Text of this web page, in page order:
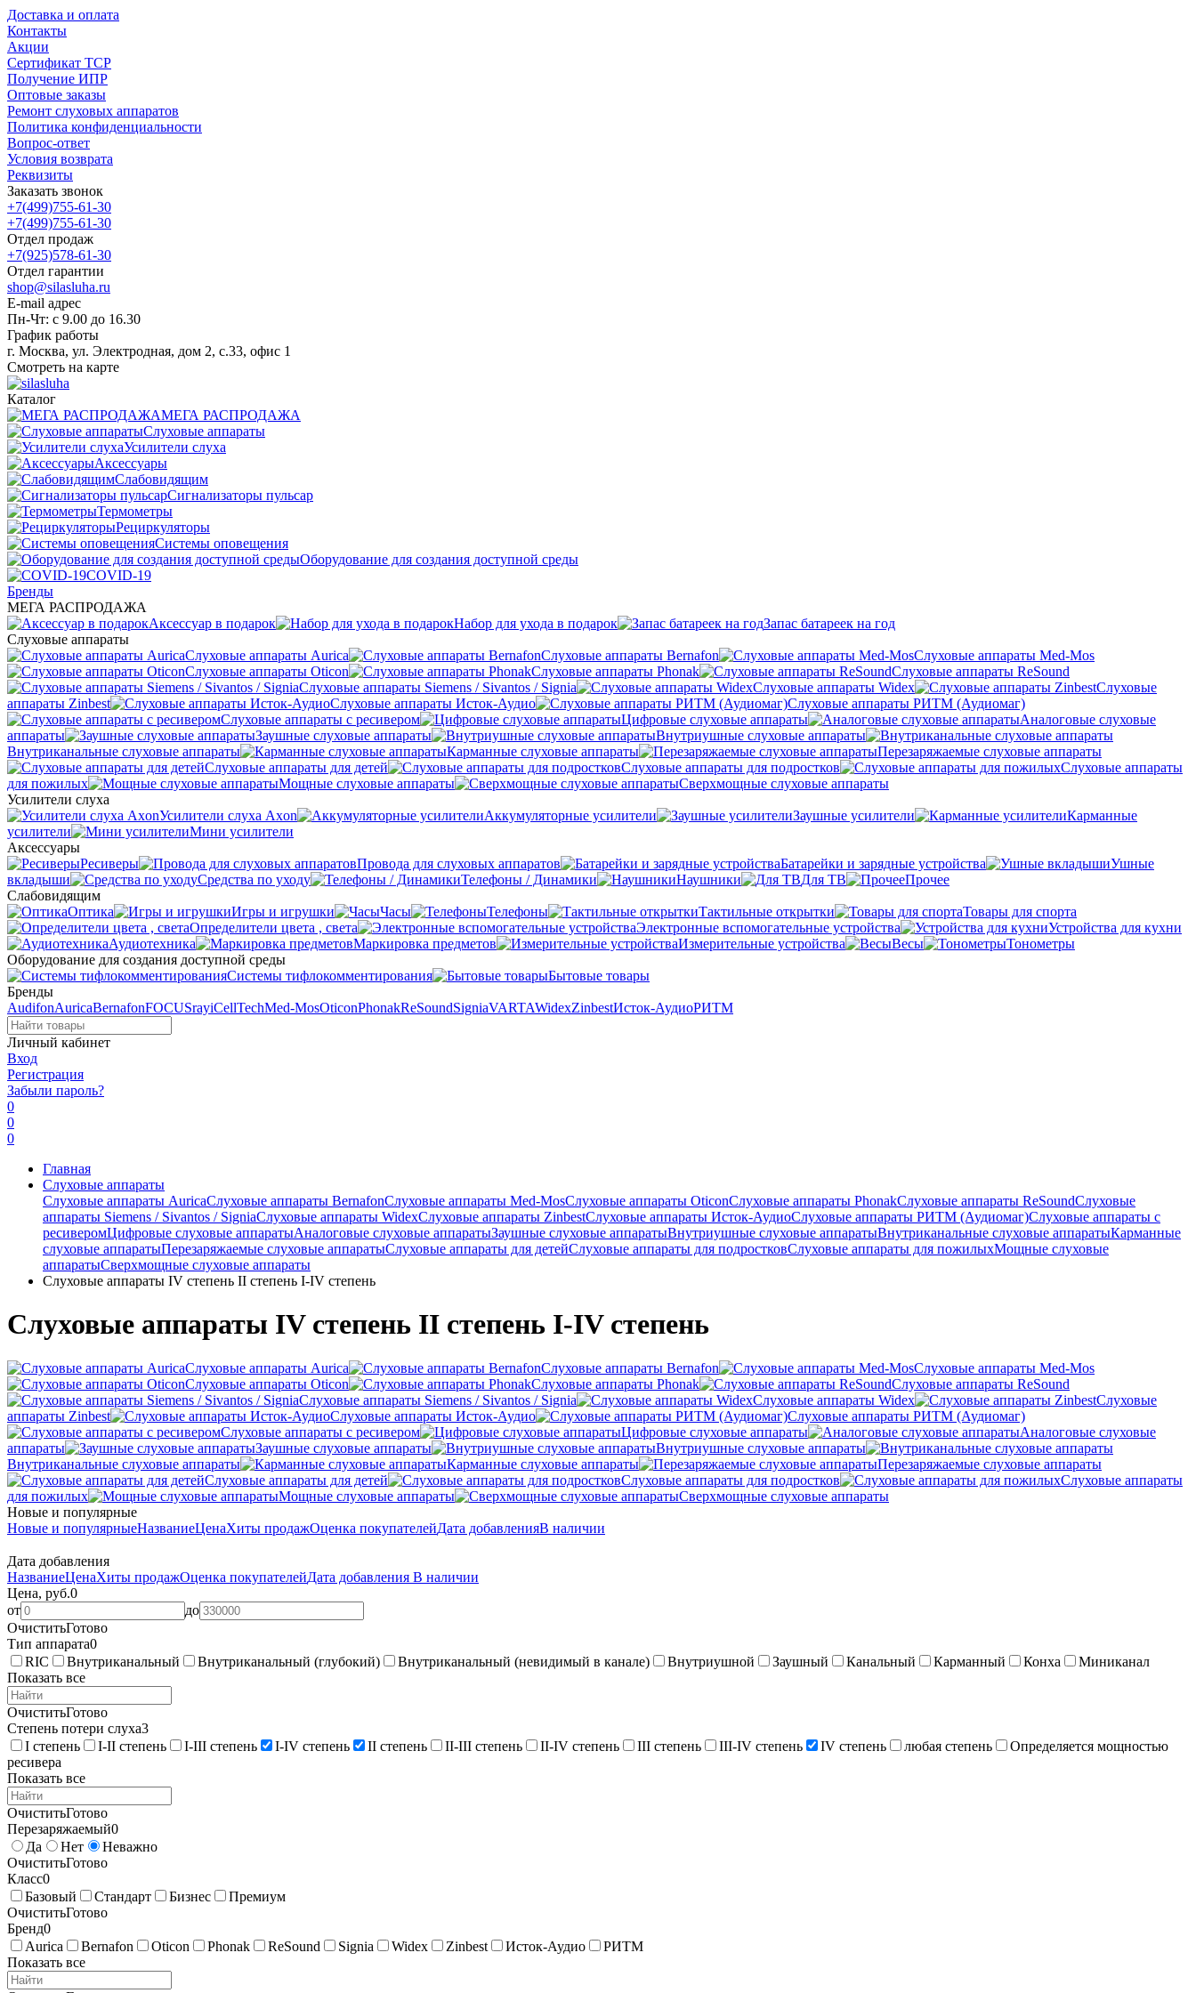
Доставка и оплата
Контакты
Акции
Сертификат ТСР
Получение ИПР
Оптовые заказы
Ремонт слуховых аппаратов
Политика конфиденциальности
Вопрос-ответ
Условия возврата
Реквизиты
Заказать звонок
+7(499)755-61-30
+7(499)755-61-30
Отдел продаж
+7(925)578-61-30
Отдел гарантии
shop@silasluha.ru
E-mail адрес
Пн-Чт: с 9.00 до 16.30
График работы
г. Москва, ул. Электродная, дом 2, с.33, офис 1
Смотреть на карте
Каталог
МЕГА РАСПРОДАЖА
Слуховые аппараты
Усилители слуха
Аксессуары
Слабовидящим
Сигнализаторы пульсар
Термометры
Рециркуляторы
Cистемы оповещения
Оборудование для создания доступной среды
COVID-19
Бренды
МЕГА РАСПРОДАЖА
Аксессуар в подарок
Набор для ухода в подарок
Запас батареек на год
Слуховые аппараты
Слуховые аппараты Aurica
Слуховые аппараты Bernafon
Слуховые аппараты Med-Mos
Слуховые аппараты Oticon
Слуховые аппараты Phonak
Слуховые аппараты ReSound
Слуховые аппараты Siemens / Sivantos / Signia
Слуховые аппараты Widex
Слуховые
аппараты Zinbest
Слуховые аппараты Исток-Аудио
Слуховые аппараты РИТМ (Аудиомаг)
Слуховые аппараты с ресивером
Цифровые слуховые аппараты
Аналоговые слуховые
аппараты
Заушные слуховые аппараты
Внутриушные слуховые аппараты
Внутриканальные слуховые аппараты
Карманные слуховые аппараты
Перезаряжаемые слуховые аппараты
Слуховые аппараты для детей
Слуховые аппараты для подростков
Слуховые аппараты
для пожилых
Мощные слуховые аппараты
Сверхмощные слуховые аппараты
Усилители слуха
Усилители слуха Axon
Аккумуляторные усилители Заушные усилители
Карманные
усилители
Мини усилители
Аксессуары
Ресиверы
Провода для слуховых аппаратов Батарейки и зарядные устройства
Ушные
вкладыши
Средства по уходу Телефоны / Динамики Наушники Для ТВ
Прочее
Слабовидящим
Оптика
Игры и игрушки Часы Телефоны Тактильные открытки
Товары для спорта
Определители цвета , света
Электронные вспомогательные устройства
Устройства для кухни
Аудиотехника
Маркировка предметов Измерительные устройства Весы
Тонометры
Оборудование для создания доступной среды
Системы тифлокомментирования
Бытовые товары
Бренды
AudifonAuricaBernafonFOCUSrayiCellTechMed-MosOticonPhonakReSoundSigniaVARTAWidexZinbestИсток-АудиоРИТМ
Личный кабинет
Вход
Регистрация
Забыли пароль?
0
0
0
Главная
Слуховые аппараты
Слуховые аппараты AuricaСлуховые аппараты BernafonСлуховые аппараты Med-MosСлуховые аппараты OticonСлуховые аппараты PhonakСлуховые аппараты ReSoundСлуховые
аппараты Siemens / Sivantos / SigniaСлуховые аппараты WidexСлуховые аппараты ZinbestСлуховые аппараты Исток-АудиоСлуховые аппараты РИТМ (Аудиомаг)Слуховые аппараты с
ресиверомЦифровые слуховые аппаратыАналоговые слуховые аппаратыЗаушные слуховые аппаратыВнутриушные слуховые аппаратыВнутриканальные слуховые аппаратыКарманные
слуховые аппаратыПерезаряжаемые слуховые аппаратыСлуховые аппараты для детейСлуховые аппараты для подростковСлуховые аппараты для пожилыхМощные слуховые
аппаратыСверхмощные слуховые аппараты
Слуховые аппараты IV степень II степень I-IV степень
Слуховые аппараты IV степень II степень I-IV степень
Слуховые аппараты Aurica Слуховые аппараты Bernafon
Слуховые аппараты Med-Mos
Слуховые аппараты Oticon
Слуховые аппараты Phonak
Слуховые аппараты ReSound
Слуховые аппараты Siemens / Sivantos / Signia
Слуховые аппараты Widex
Слуховые
аппараты Zinbest
Слуховые аппараты Исток-Аудио
Слуховые аппараты РИТМ (Аудиомаг)
Слуховые аппараты с ресивером
Цифровые слуховые аппараты
Аналоговые слуховые
аппараты
Заушные слуховые аппараты
Внутриушные слуховые аппараты
Внутриканальные слуховые аппараты
Карманные слуховые аппараты
Перезаряжаемые слуховые аппараты
Слуховые аппараты для детей
Слуховые аппараты для подростков
Слуховые аппараты
для пожилых
Мощные слуховые аппараты
Сверхмощные слуховые аппараты
Новые и популярные
Новые и популярныеНазваниеЦенаХиты продажОценка покупателейДата добавленияВ наличии
Дата добавления
НазваниеЦенаХиты продажОценка покупателейДата добавления В наличии
Цена, руб.0
от
до
ОчиститьГотово
Тип аппарата0
RIC
Внутриканальный Внутриканальный (глубокий) Внутриканальный (невидимый в канале) Внутриушной Заушный Канальный Карманный Конха
Миниканал
Показать все
ОчиститьГотово
Степень потери слуха3
I степень
I-II степень I-III степень I-IV степень II степень II-III степень II-IV степень III степень III-IV степень IV степень любая степень
Определяется мощностью
ресивера
Показать все
ОчиститьГотово
Перезаряжаемый0
Да
Нет
Неважно
ОчиститьГотово
Класс0
Базовый
Стандарт Бизнес
Премиум
ОчиститьГотово
Бренд0
Aurica
Bernafon Oticon Phonak ReSound Signia Widex Zinbest Исток-Аудио
РИТМ
Показать все